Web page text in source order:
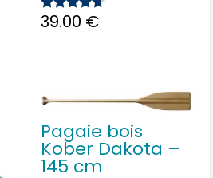
Note
39.00 €
Pagaie bois
Kober Dakota –
145 cm